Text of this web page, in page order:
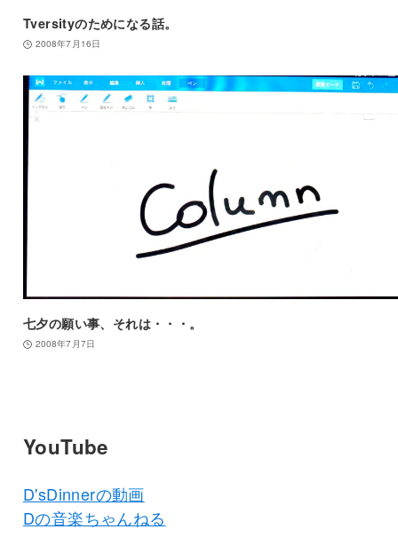
Tversityのためになる話。
2008年7月16日
七夕の願い事、それは・・・。
2008年7月7日
YouTube
D'sDinnerの動画
Dの音楽ちゃんねる